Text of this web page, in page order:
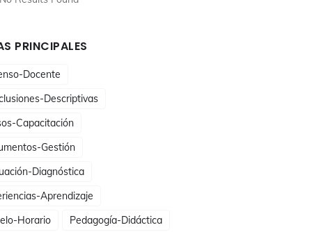
PRINCIPALES
Docente
Descriptivas
Capacitación
Gestión
Diagnóstica
Aprendizaje
Horario
Pedagogía-Didáctica